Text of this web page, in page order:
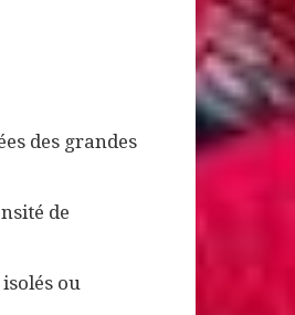
des grandes
de
ou